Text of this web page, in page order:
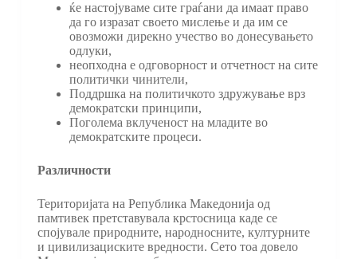
ќе настојуваме сите граѓани да имаат право
да го изразат своето мислење и да им се
овозможи дирекно учество во донесувањето
одлуки,
неопходна е одговорност и отчетност на сите
политички чинители,
Поддршка на политичкото здружување врз
демократски принципи,
Поголема вклученост на младите во
демократските процеси.
Различности
Територијата на Република Македонија од
памтивек претставувала крстосница каде се
спојувале природните, народносните, културните
и цивилизациските вредности. Сето тоа довело